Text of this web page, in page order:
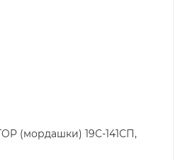
(мордашки) 19С-141СП,